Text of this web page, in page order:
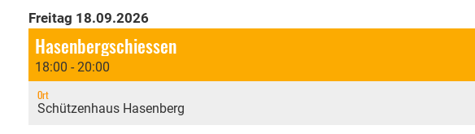
Freitag 18.09.2026
Hasenbergschiessen
18:00 - 20:00
Ort
Schützenhaus Hasenberg